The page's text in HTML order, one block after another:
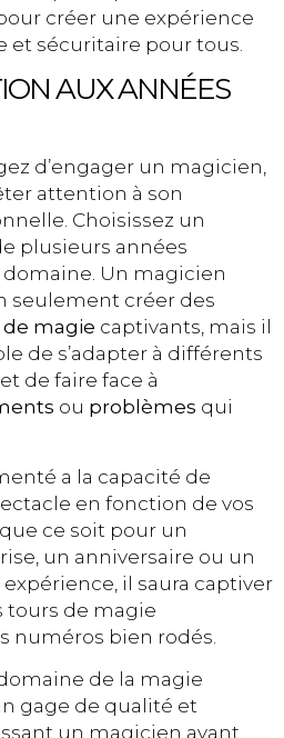
créer une expérience
et sécuritaire pour tous.
AUX ANNÉES
d’engager un magicien,
attention à son
Choisissez un
plusieurs années
domaine. Un magicien
seulement créer des
magie captivants, mais il
de s’adapter à différents
de faire face à
ou problèmes qui
a la capacité de
en fonction de vos
ce soit pour un
un anniversaire ou un
expérience, il saura captiver
tours de magie
numéros bien rodés.
de la magie
gage de qualité et
un magicien ayant